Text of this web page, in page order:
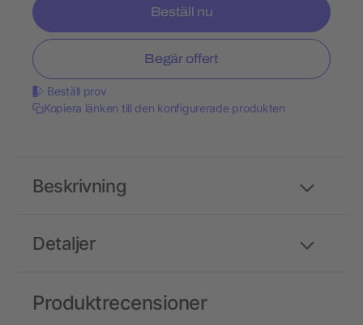
Beställ nu
Begär offert
Beställ prov
Kopiera länken till den konfigurerade produkten
Detaljer
Beskrivning
Produktrecensioner